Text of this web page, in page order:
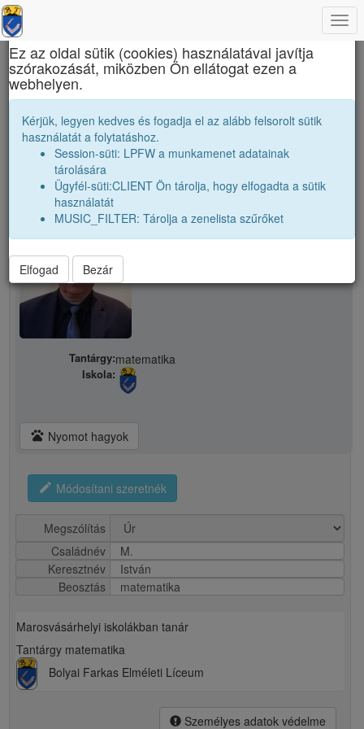
Bolyai Farkas Elméleti Líceum
Tanári kar M. István
folder_shared
M. István
Tantárgy:matematika
Iskola:
pets Nyomot hagyok
edit Módosítani szeretnék
Megszólítás
Családnév
M.
Keresztnév
István
Beosztás
matematika
Marosvásárhelyi iskolákban tanár
Tantárgy matematika
Bolyai Farkas Elméleti Líceum
Személyes adatok védelme
×
Ez az oldal sütik (cookies) használatával javítja
szórakozását, miközben Ön ellátogat ezen a
webhelyen.
Kérjük, legyen kedves és fogadja el az alább felsorolt sütik
használatát a folytatáshoz.
Session-süti: LPFW a munkamenet adatainak
tárolására
Ügyfél-süti:CLIENT Ön tárolja, hogy elfogadta a sütik
használatát
MUSIC_FILTER: Tárolja a zenelista szűrőket
Elfogad Bezár